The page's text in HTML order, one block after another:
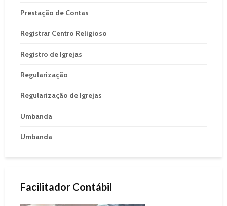
Prestação de Contas
Registrar Centro Religioso
Registro de Igrejas
Regularização
Regularização de Igrejas
Umbanda
Umbanda
Facilitador Contábil